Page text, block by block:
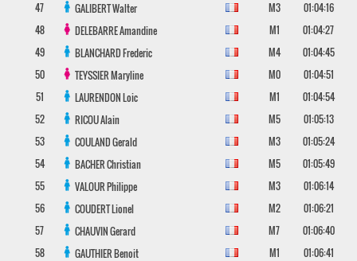
47
GALIBERTWalter M3
01:04:16
48
DELEBARREAmandine M1
01:04:27
49
BLANCHARDFrederic M4
01:04:45
50
TEYSSIERMaryline M0
01:04:51
51
LAURENDONLoic M1
01:04:54
52
RICOUAlain M5
01:05:13
53
COULANDGerald M3
01:05:24
54
BACHERChristian M5
01:05:49
55
VALOURPhilippe M3
01:06:14
56
COUDERTLionel M2
01:06:21
57
CHAUVINGerard M7
01:06:40
58
GAUTHIERBenoit M1 01:06:41